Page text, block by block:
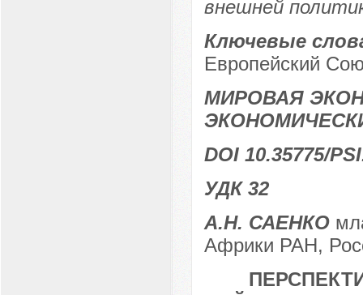
внешней
Ключевые
Европейский
МИРОВАЯ
DOI 10.35775/
УДК 32
А.Н. САЕНКО
Африки РАН,